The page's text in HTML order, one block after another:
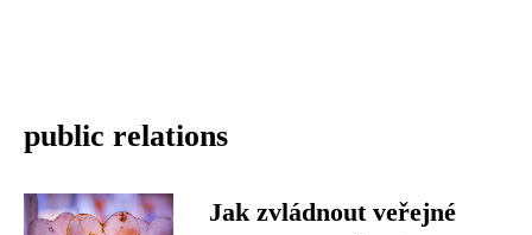
public relations
Jak zvládnout veřejné